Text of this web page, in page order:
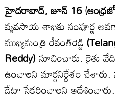
హైదరాబాద్, జూన్ 16
వ్యవసాయ శాఖకు సంపూర్ణ
ముఖ్యమంత్రి రేవంత్‌రెడ్డి
Reddy)సూచించారు. రైతు
ఉంచాలని మార్గనిర్దేశం చేశారు.
డేటా సేకరించాలని